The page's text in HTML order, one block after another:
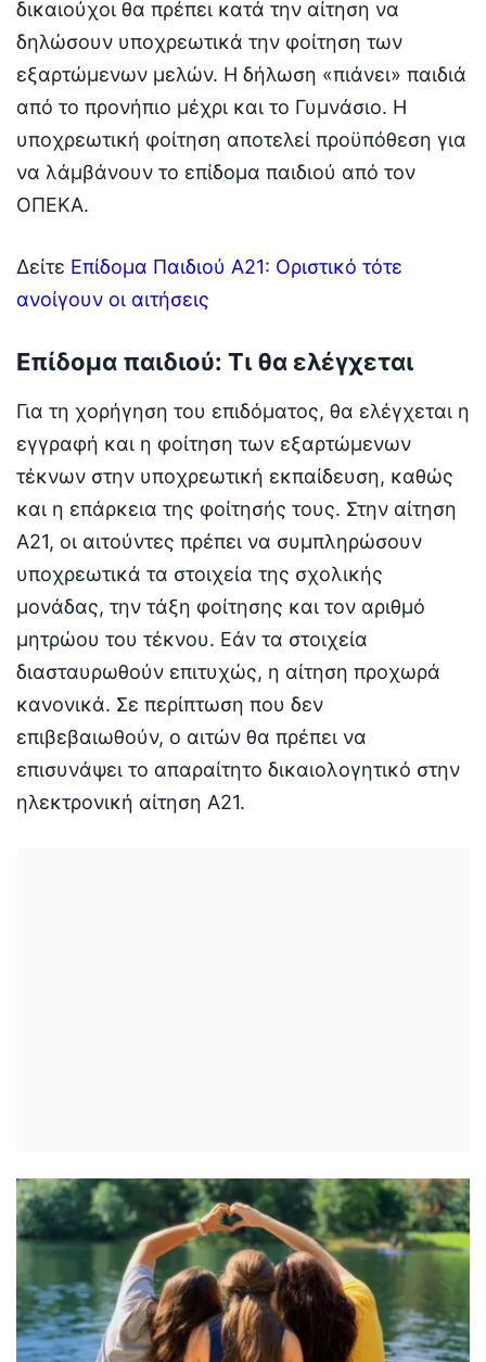
δικαιούχοι θα πρέπει κατά την αίτηση να
δηλώσουν υποχρεωτικά την φοίτηση των
εξαρτώμενων μελών. Η δήλωση «πιάνει» παιδιά
από το προνήπιο μέχρι και το Γυμνάσιο. Η
υποχρεωτική φοίτηση αποτελεί προϋπόθεση για
να λάμβάνουν το επίδομα παιδιού από τον
ΟΠΕΚΑ.
Δείτε Επίδομα Παιδιού Α21: Οριστικό τότε
ανοίγουν οι αιτήσεις
Επίδομα παιδιού: Τι θα ελέγχεται
Για τη χορήγηση του επιδόματος, θα ελέγχεται η
εγγραφή και η φοίτηση των εξαρτώμενων
τέκνων στην υποχρεωτική εκπαίδευση, καθώς
και η επάρκεια της φοίτησής τους. Στην αίτηση
Α21, οι αιτούντες πρέπει να συμπληρώσουν
υποχρεωτικά τα στοιχεία της σχολικής
μονάδας, την τάξη φοίτησης και τον αριθμό
μητρώου του τέκνου. Εάν τα στοιχεία
διασταυρωθούν επιτυχώς, η αίτηση προχωρά
κανονικά. Σε περίπτωση που δεν
επιβεβαιωθούν, ο αιτών θα πρέπει να
επισυνάψει το απαραίτητο δικαιολογητικό στην
ηλεκτρονική αίτηση Α21.